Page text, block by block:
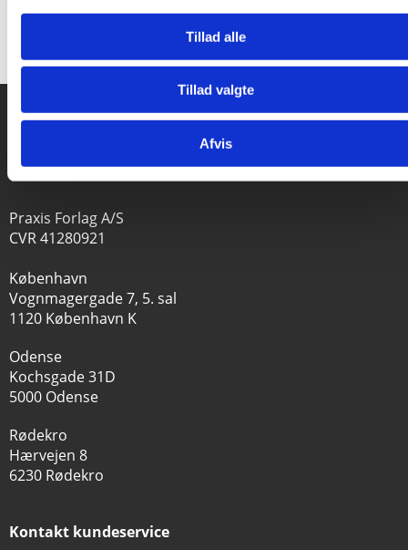
Tillad alle
Tillad valgte
Afvis
Praxis Forlag A/S
CVR 41280921
København
Vognmagergade 7, 5. sal
1120 København K
Odense
Kochsgade 31D
5000 Odense
Rødekro
Hærvejen 8
6230 Rødekro
Kontakt kundeservice